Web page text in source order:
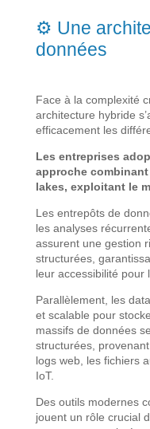
⚙️ Une
données
Face à la complexité
architecture hybride
efficacement les
Les entreprises
approche
lakes, exploitant le
Les entrepôts de
les analyses
assurent une gestion
structurées,
leur accessibilité pour
Parallèlement, les
et scalable pour
massifs de données
structurées,
logs web, les fichiers
IoT.
Des outils modernes
jouent un rôle crucial